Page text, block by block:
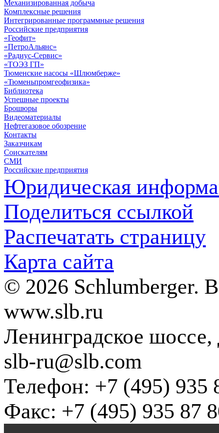
Механизированная добыча
Комплексные решения
Интегрированные программные решения
Российские предприятия
«Геофит»
«ПетроАльянс»
«Радиус-Сервис»
«ТОЭЗ ГП»
Тюменские насосы «Шлюмберже»
«Тюменьпромгеофизика»
Библиотека
Успешные проекты
Брошюры
Видеоматериалы
Нефтегазовое обозрение
Контакты
Заказчикам
Соискателям
СМИ
Российские предприятия
Юридическая
Поделиться ссылкой
Распечатать страницу
Карта сайта
© 2026 Schlumberger.
www.slb.ru
Ленинградское
slb-ru@slb.com
Телефон: +7 (495) 935
Факс: +7 (495) 935 87